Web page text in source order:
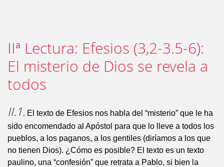
IIª Lectura: Efesios (3,2-3.5-6):
El misterio de Dios se revela a
todos
II.1. El texto de Efesios nos habla del “misterio” que le ha
sido encomendado al Apóstol para que lo lleve a todos los
pueblos, a los paganos, a los gentiles (diríamos a los que
no tienen Dios). ¿Cómo es posible? El texto es un texto
paulino, una “confesión” que retrata a Pablo, si bien la